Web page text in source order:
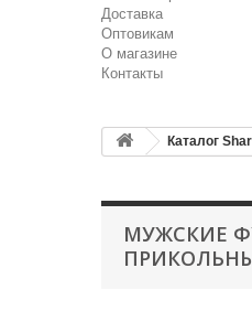
Доставка
Оптовикам
О магазине
Контакты
Каталог
МУЖСКИЕ